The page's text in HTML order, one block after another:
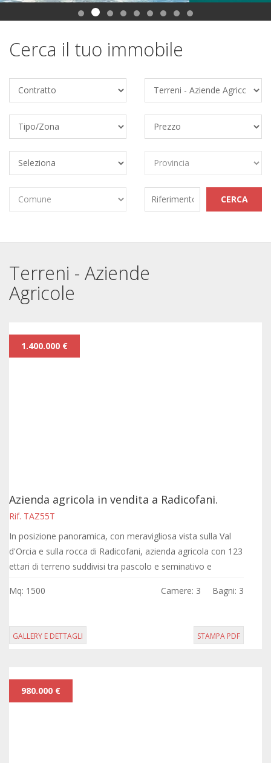
Cerca il tuo immobile
Terreni - Aziende
Agricole
1.400.000 €
Azienda agricola in vendita a Radicofani.
Rif. TAZ55T
In posizione panoramica, con meravigliosa vista sulla Val
d'Orcia e sulla rocca di Radicofani, azienda agricola con 123
ettari di terreno suddivisi tra pascolo e seminativo e
Mq: 1500 Camere: 3 Bagni: 3
GALLERY E DETTAGLI STAMPA PDF
980.000 €